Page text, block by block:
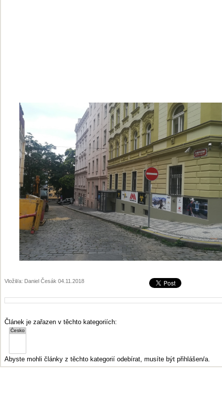
Vložil/a: Daniel Česák 04.11.2018
Článek je zařazen v těchto kategoriích:
Abyste mohli články z těchto kategorií odebírat, musíte být přihlášen/a.